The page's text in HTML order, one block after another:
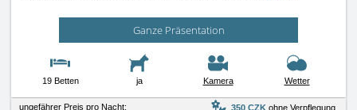
Ganze Präsentation
19 Betten ja Kamera Wetter
ungefährer Preis pro Nacht: 350 CZK ohne Verpflegung